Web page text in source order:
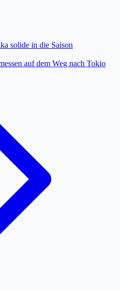
solide in die Saison
auf dem Weg nach Tokio